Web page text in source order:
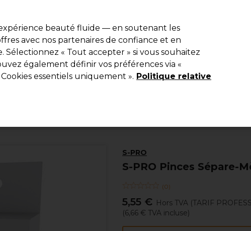
Rechercher
Equipement de salon Beauté Hommes
S-PRO
S-PRO Pinces Sépare-
(0)
5,55 € Hors TVA (TARIF
(6,66 € TVA incluse)
beauté fluide — en soutenant les
avec nos partenaires de confiance et en
« Tout accepter » si vous souhaitez
également définir vos préférences via «
essentiels uniquement ». Politique relative